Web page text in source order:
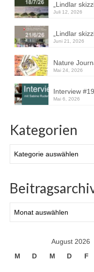
„Lindlar
Juli 12, 2026
„Lindlar
Juni 21, 2026
Nature
Mai 24, 2026
Interview
Mai 6, 2026
Kategorien
August 2026
M
D M D F